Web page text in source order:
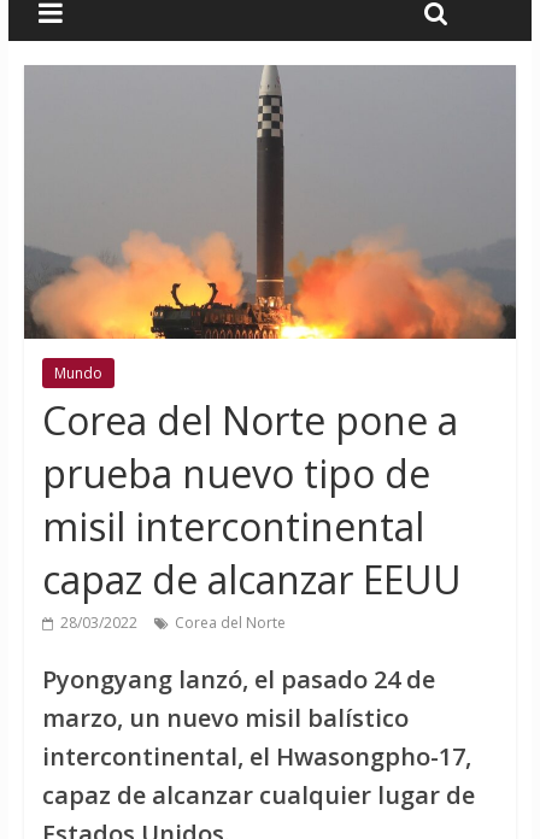
Mundo
Corea del Norte pone a
prueba nuevo tipo de
misil intercontinental
capaz de alcanzar EEUU
28/03/2022 Corea del Norte
Pyongyang lanzó, el pasado 24 de
marzo, un nuevo misil balístico
intercontinental, el Hwasongpho-17,
capaz de alcanzar cualquier lugar de